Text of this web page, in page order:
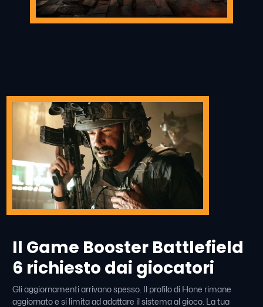
Il Game Booster Battlefield
6 richiesto dai giocatori
Gli aggiornamenti arrivano spesso. Il profilo di Hone rimane
aggiornato e si limita ad adattare il sistema al gioco. La tua